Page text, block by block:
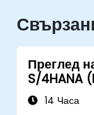
Преглед
S/4HANA
14 Часа